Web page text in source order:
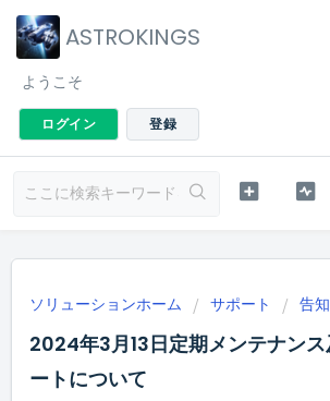
ASTROKINGS
ようこそ
ログイン 登録
ソリューションホーム サポート 告知
2024年3月13日定期メンテナン
ートについて